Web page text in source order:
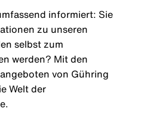
informiert: Sie
zu unseren
selbst zum
werden? Mit den
von Gühring
Welt der